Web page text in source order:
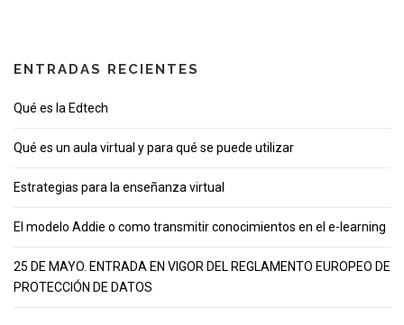
ENTRADAS RECIENTES
Qué es la Edtech
Qué es un aula virtual y para qué se puede utilizar
Estrategias para la enseñanza virtual
El modelo Addie o como transmitir conocimientos en el e-learning
25 DE MAYO. ENTRADA EN VIGOR DEL REGLAMENTO EUROPEO DE
PROTECCIÓN DE DATOS